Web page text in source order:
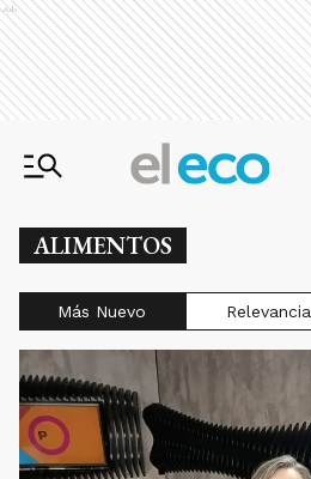
Ads
ALIMENTOS
Más Nuevo Relevancia